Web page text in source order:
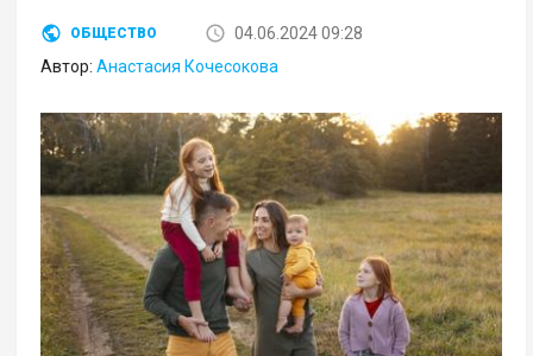
ОБЩЕСТВО
04.06.2024 09:28
Автор:Анастасия Кочесокова